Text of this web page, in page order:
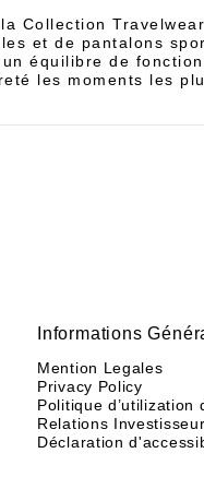
Collection
et de pantalons
équilibre de
les moments les
Informations
Mention Legales
Privacy Policy
Politique d’utilization
Relations
Déclaration